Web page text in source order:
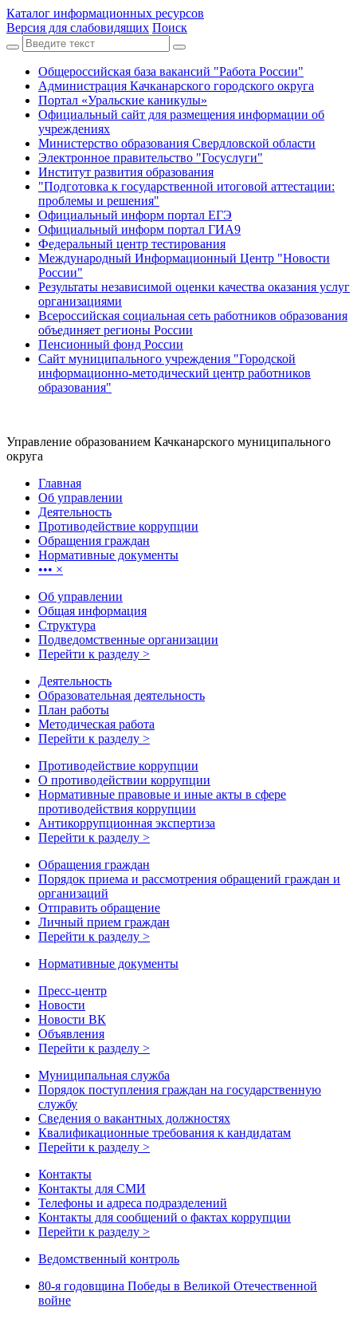
Каталог информационных ресурсов
Версия для слабовидящих Поиск
Общероссийская база вакансий "Работа России"
Администрация Качканарского городского округа
Портал «Уральские каникулы»
Официальный сайт для размещения информации об
учреждениях
Министерство образования Свердловской области
Электронное правительство "Госуслуги"
Институт развития образования
"Подготовка к государственной итоговой аттестации:
проблемы и решения"
Официальный информ портал ЕГЭ
Официальный информ портал ГИА9
Федеральный центр тестирования
Международный Информационный Центр "Новости
России"
Результаты независимой оценки качества оказания услуг
организациями
Всероссийская социальная сеть работников образования
объединяет регионы России
Пенсионный фонд России
Сайт муниципального учреждения "Городской
информационно-методический центр работников
образования"
Управление образованием Качканарского муниципального
округа
Главная
Об управлении
Деятельность
Противодействие коррупции
Обращения граждан
Нормативные документы
••• ×
Об управлении
Общая информация
Структура
Подведомственные организации
Перейти к разделу >
Деятельность
Образовательная деятельность
План работы
Методическая работа
Перейти к разделу >
Противодействие коррупции
О противодействии коррупции
Нормативные правовые и иные акты в сфере
противодействия коррупции
Антикоррупционная экспертиза
Перейти к разделу >
Обращения граждан
Порядок приема и рассмотрения обращений граждан и
организаций
Отправить обращение
Личный прием граждан
Перейти к разделу >
Нормативные документы
Пресс-центр
Новости
Новости ВК
Объявления
Перейти к разделу >
Муниципальная служба
Порядок поступления граждан на государственную
службу
Сведения о вакантных должностях
Квалификационные требования к кандидатам
Перейти к разделу >
Контакты
Контакты для СМИ
Телефоны и адреса подразделений
Контакты для сообщений о фактах коррупции
Перейти к разделу >
Ведомственный контроль
80-я годовщина Победы в Великой Отечественной
войне